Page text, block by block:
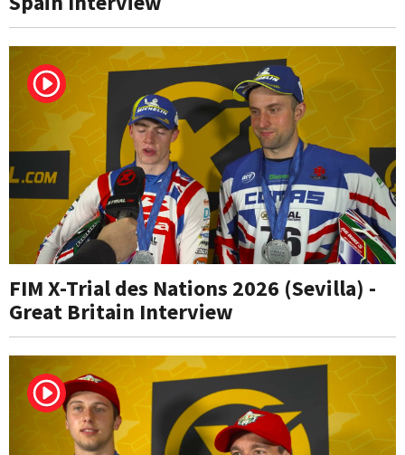
FIM X-Trial des Nations 2026 (Sevilla) -
Great Britain Interview